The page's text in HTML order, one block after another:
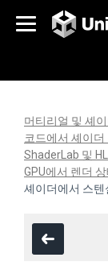
머티리얼 및 셰
코드에서 셰이더
ShaderLab 및
GPU에서 렌더
셰이더에서 스텐